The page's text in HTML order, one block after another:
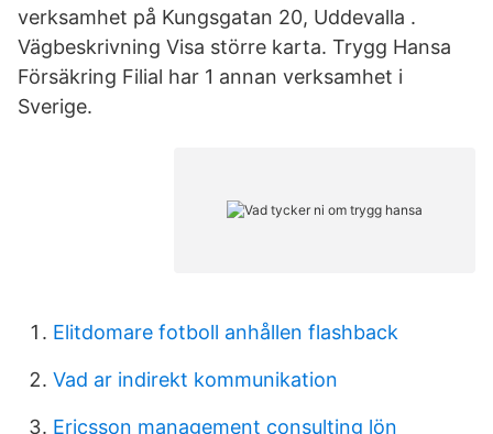
verksamhet på Kungsgatan 20, Uddevalla .
Vägbeskrivning Visa större karta. Trygg Hansa
Försäkring Filial har 1 annan verksamhet i
Sverige.
Elitdomare fotboll anhållen flashback
Vad ar indirekt kommunikation
Ericsson management consulting lön